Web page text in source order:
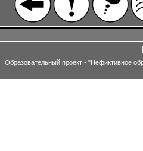
| Образовательный проект - "Нефиктивное